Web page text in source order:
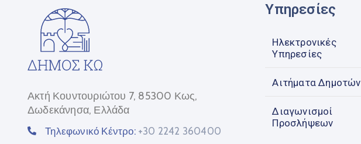
Ακτή Κουντουριώτου 7, 85300 Κως,
Δωδεκάνησα, Ελλάδα
Τηλεφωνικό Κέντρο: +30 2242 360400
Υπηρεσίες
Ηλεκτρονικές
Υπηρεσίες
Αιτήματα Δημοτών
Διαγωνισμοί
Προσλήψεων